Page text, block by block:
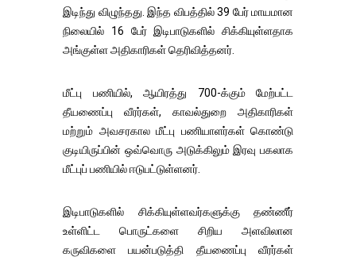
இடிந்து விழுந்தது. இந்த விபத்தில் 39 பேர் மாயமான
நிலையில் 16 பேர் இடிபாடுகளில் சிக்கியுள்ளதாக
அங்குள்ள அதிகாரிகள் தெரிவித்தனர்.
மீட்பு பணியில், ஆயிரத்து 700-க்கும் மேற்பட்ட
தீயணைப்பு வீரர்கள், காவல்துறை அதிகாரிகள்
மற்றும் அவசரகால மீட்பு பணியாளர்கள் கொண்டு
குடியிருப்பின் ஒவ்வொரு அடுக்கிலும் இரவு பகலாக
மீட்புப் பணியில் ஈடுபட்டுள்ளனர்.
இடிபாடுகளில் சிக்கியுள்ளவர்களுக்கு தண்ணீர்
உள்ளிட்ட பொருட்களை சிறிய அளவிலான
கருவிகளை பயன்படுத்தி தீயணைப்பு வீரர்கள்